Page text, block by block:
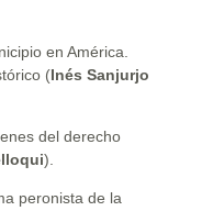
en América.
(Inés Sanjurjo
del derecho
).
peronista de la